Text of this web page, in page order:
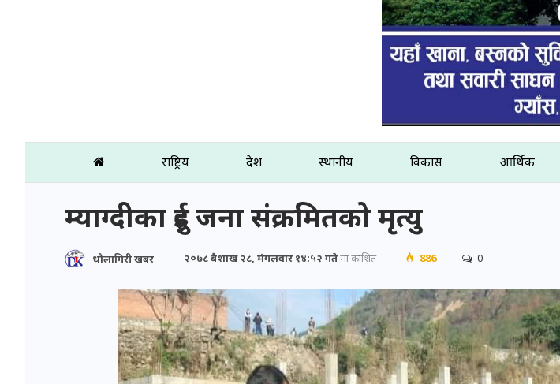
राष्ट्रिय प्रदेश स्थानीय विकास आर्थिक
म्याग्दीका दुई जना संक्रमितको मृत्यु
धौलागिरी खबर २०७८ बैशाख २८, मंगलवार १४:५२ गतेमा प्रकाशित 886 0